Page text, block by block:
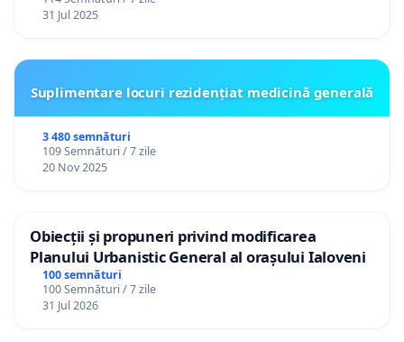
31 Jul 2025
Suplimentare locuri rezidențiat medicină generală
3 480 semnături
109 Semnături / 7 zile
20 Nov 2025
Obiecții și propuneri privind modificarea
Planului Urbanistic General al orașului Ialoveni
100 semnături
100 Semnături / 7 zile
31 Jul 2026